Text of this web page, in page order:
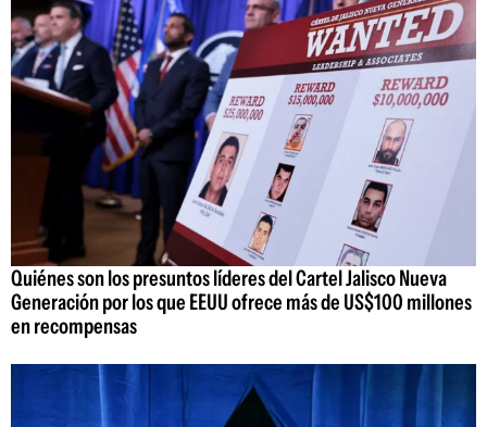
Quiénes son los presuntos líderes del Cartel Jalisco Nueva
Generación por los que EEUU ofrece más de US$100 millones
en recompensas